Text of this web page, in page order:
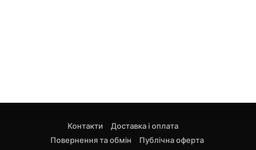
Контакти
Доставка і оплата
Повернення та обмін
Публічна оферта